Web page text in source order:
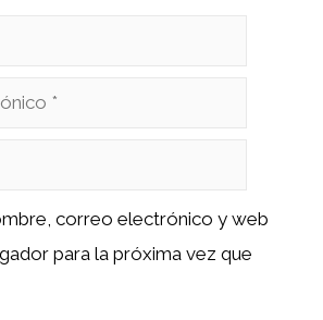
correo electrónico y web
para la próxima vez que